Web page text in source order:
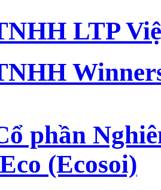
LTP
phần
(Ecosoi)